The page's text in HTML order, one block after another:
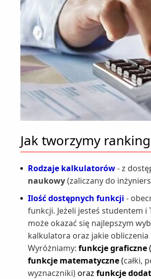
Jak tworzymy
Rodzaje kalkulatorów- z
naukowy(zaliczany do
Ilość dostępnych funkcji -
funkcji. Jeżeli jesteś studentem
może okazać się najlepszym
kalkulatora oraz jakie
Wyróżniamy: funkcje graficzne(
funkcje matematyczne(całki,
wyznaczniki)oraz funkcje